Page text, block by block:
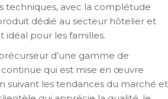
techniques, avec la complétude
dédié au secteur hôtelier et
idéal pour les familles.
d’une gamme de
qui est mise en œuvre
suivant les tendances du marché et